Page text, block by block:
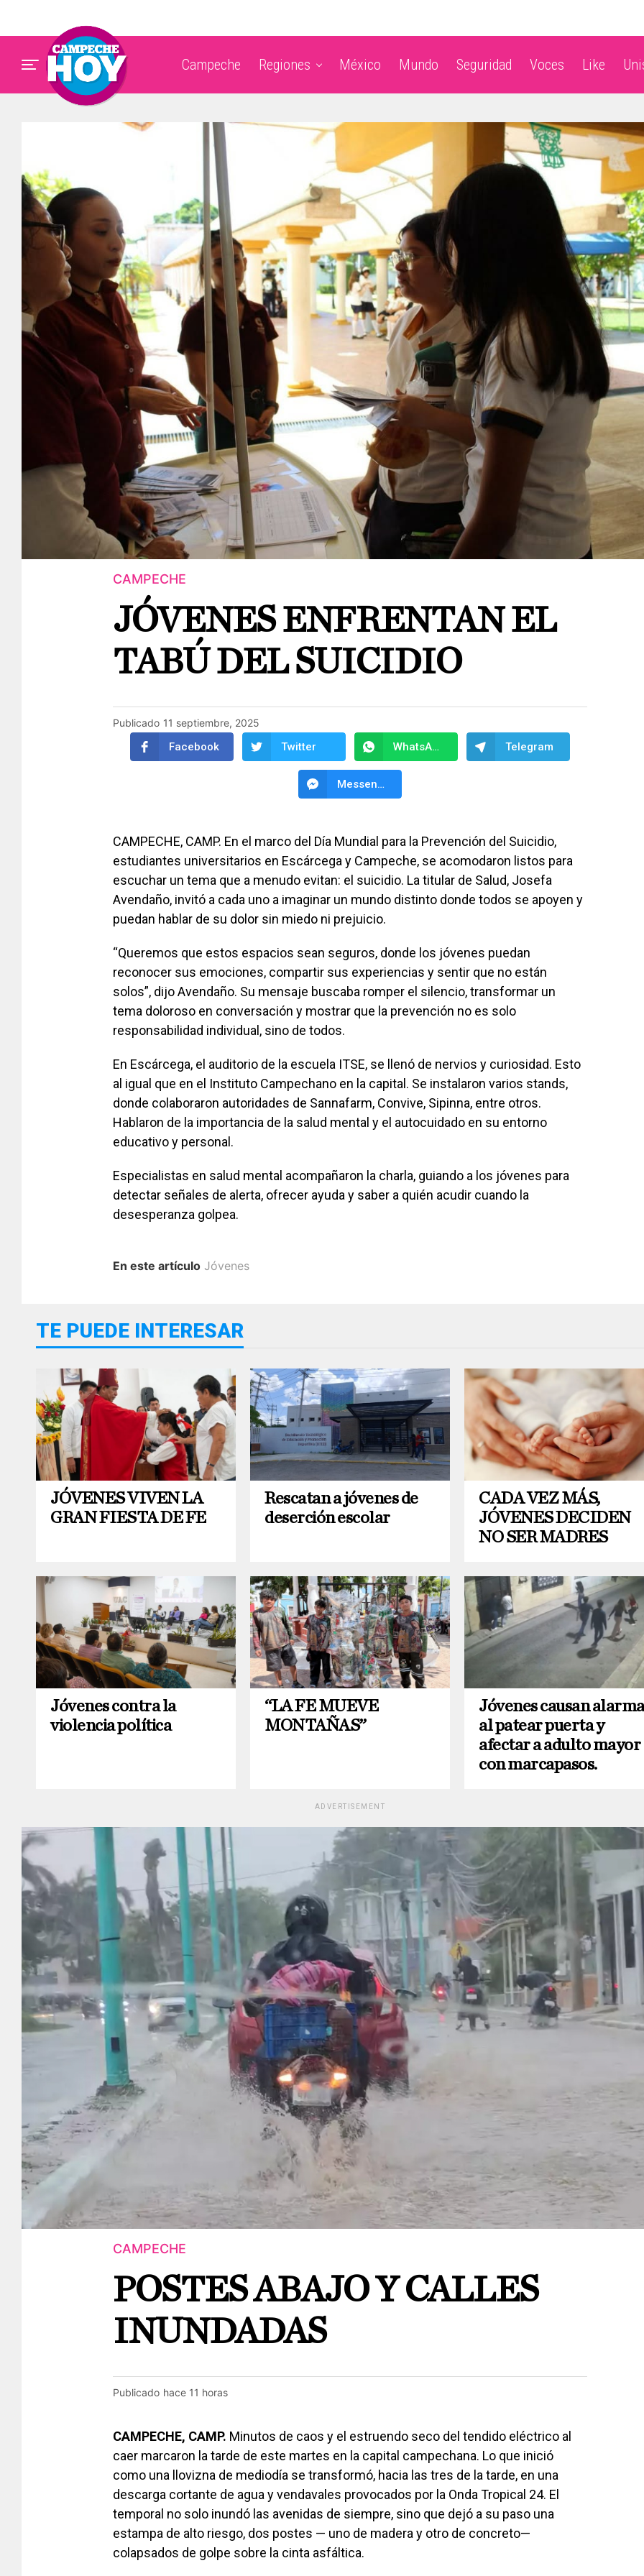
Campeche Regiones México Mundo Seguridad Voces Like
CAMPECHE
JÓVENES ENFRENTAN EL
TABÚ DEL SUICIDIO
Publicado 11 septiembre, 2025
Facebook Twitter WhatsApp Telegram
Messenger
CAMPECHE, CAMP. En el marco del Día Mundial para la Prevención del Suicidio,
estudiantes universitarios en Escárcega y Campeche, se acomodaron listos para
escuchar un tema que a menudo evitan: el suicidio. La titular de Salud, Josefa
Avendaño, invitó a cada uno a imaginar un mundo distinto donde todos se apoyen y
puedan hablar de su dolor sin miedo ni prejuicio.
“Queremos que estos espacios sean seguros, donde los jóvenes puedan
reconocer sus emociones, compartir sus experiencias y sentir que no están
solos”, dijo Avendaño. Su mensaje buscaba romper el silencio, transformar un
tema doloroso en conversación y mostrar que la prevención no es solo
responsabilidad individual, sino de todos.
En Escárcega, el auditorio de la escuela ITSE, se llenó de nervios y curiosidad. Esto
al igual que en el Instituto Campechano en la capital. Se instalaron varios stands,
donde colaboraron autoridades de Sannafarm, Convive, Sipinna, entre otros.
Hablaron de la importancia de la salud mental y el autocuidado en su entorno
educativo y personal.
Especialistas en salud mental acompañaron la charla, guiando a los jóvenes para
detectar señales de alerta, ofrecer ayuda y saber a quién acudir cuando la
desesperanza golpea.
En este artículo Jóvenes
TE PUEDE INTERESAR
JÓVENES VIVEN LA
GRAN FIESTA DE FE
Rescatan a jóvenes de
deserción escolar
CADA VEZ MÁS,
JÓVENES DECIDEN
NO SER MADRES
Jóvenes contra la
violencia política
“LA FE MUEVE
MONTAÑAS”
Jóvenes causan alarma
al patear puerta y
afectar a adulto mayor
con marcapasos.
ADVERTISEMENT
CAMPECHE
POSTES ABAJO Y CALLES
INUNDADAS
Publicado hace 11 horas
CAMPECHE, CAMP. Minutos de caos y el estruendo seco del tendido eléctrico al
caer marcaron la tarde de este martes en la capital campechana. Lo que inició
como una llovizna de mediodía se transformó, hacia las tres de la tarde, en una
descarga cortante de agua y vendavales provocados por la Onda Tropical 24. El
temporal no solo inundó las avenidas de siempre, sino que dejó a su paso una
estampa de alto riesgo, dos postes — uno de madera y otro de concreto—
colapsados de golpe sobre la cinta asfáltica.